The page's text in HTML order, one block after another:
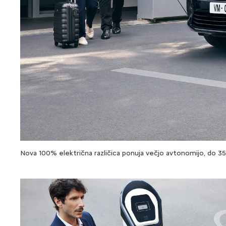
Nova 100% električna različica ponuja večjo avtonomijo, do